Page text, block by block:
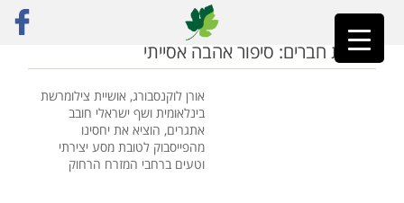
ראשי»סלט נודלס
ארוחת חברים: סיפור אהבה אסייתי
אורן לוקנסבורג, אושיית צילומרשת
בינלאומית ושף ישראלי חובב
אתגרים, הוציא את יחסינו
מהפייסבוק לטובת מסע יצירתי
וטעים ברחבי המזרח הרחוק